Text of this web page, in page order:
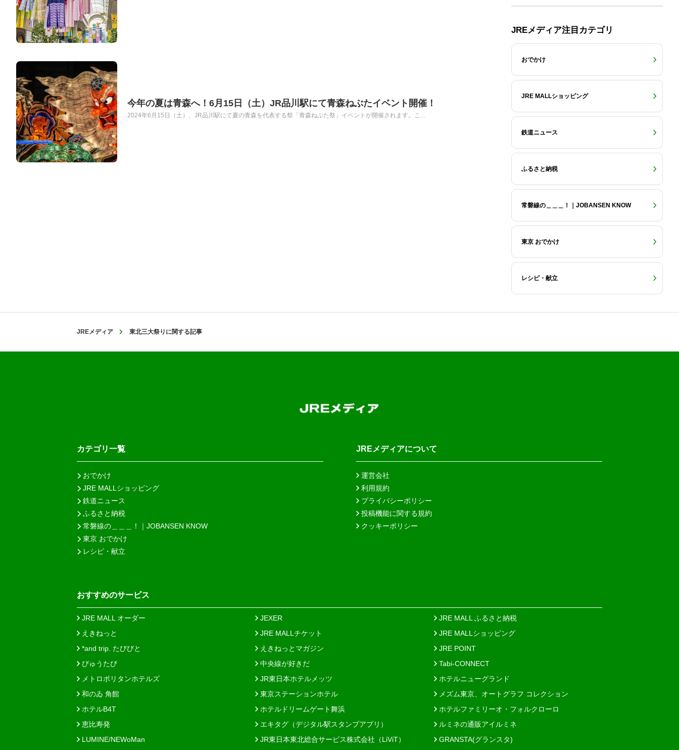
今年の夏は青森へ！6月15日（土）JR品川駅にて青森ねぶたイベント開催！
2024年6月15日（土）、JR品川駅にて夏の青森を代表する祭「青森ねぶた祭」イベントが開催されます。こ...
JREメディア注目カテゴリ
おでかけ
JRE MALLショッピング
鉄道ニュース
ふるさと納税
常磐線の＿＿＿！｜JOBANSEN KNOW
東京 おでかけ
レシピ・献立
JREメディア 東北三大祭りに関する記事
カテゴリ一覧
おでかけ
JRE MALLショッピング
鉄道ニュース
ふるさと納税
常磐線の＿＿＿！｜JOBANSEN KNOW
東京 おでかけ
レシピ・献立
JREメディアについて
運営会社
利用規約
プライバシーポリシー
投稿機能に関する規約
クッキーポリシー
おすすめのサービス
JRE MALL オーダー JEXER
JRE MALL ふるさと納税
えきねっと
JRE MALLチケット
JRE MALLショッピング
*and trip. たびびと
えきねっとマガジン
JRE POINT
びゅうたび
中央線が好きだ
Tabi-CONNECT
メトロポリタンホテルズ
JR東日本ホテルメッツ
ホテルニューグランド
和のゐ 角館
東京ステーションホテル
メズム東京、オートグラフ コレクション
ホテルB4T
ホテルドリームゲート舞浜
ホテルファミリーオ・フォルクローロ
恵比寿発
エキタグ（デジタル駅スタンプアプリ）
ルミネの通販アイルミネ
LUMINE/NEWoMan
JR東日本東北総合サービス株式会社（LiViT） GRANSTA(グランスタ)